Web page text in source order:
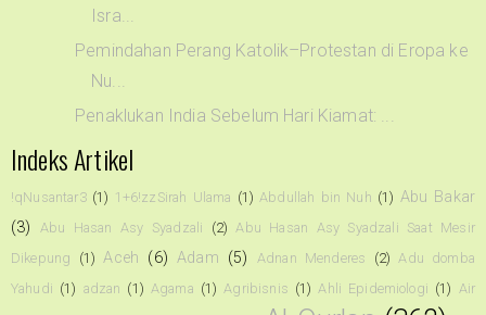
Isra...
Pemindahan Perang Katolik–Protestan di Eropa ke
Nu...
Penaklukan India Sebelum Hari Kiamat: ...
Indeks Artikel
!qNusantar3 (1) 1+6!zzSirah Ulama (1) Abdullah bin Nuh (1) Abu Bakar
(3)
Abu Hasan Asy Syadzali (2) Abu Hasan Asy Syadzali Saat Mesir
Dikepung
(1) Aceh (6) Adam (5) Adnan Menderes (2) Adu domba
Yahudi (1) adzan (1) Agama (1) Agribisnis (1) Ahli Epidemiologi (1) Air